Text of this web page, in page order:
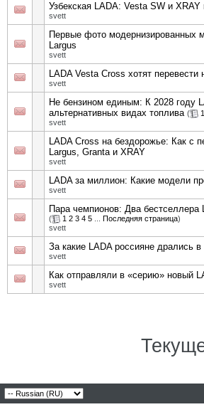
Узбекская LADA: Vesta SW и
svett
Первые фото модернизированных
Largus
svett
LADA Vesta Cross хотят перевести
svett
Не бензином единым: К 2028 году
альтернативных видах топлива ( 1
svett
LADA Cross на бездорожье: Как с
Largus, Granta и XRAY
svett
LADA за миллион: Какие модели
svett
Пара чемпионов: Два бестселлера
( 1 2 3 4 5 Последняя страница)
svett
За какие LADA россияне дрались в
svett
Как отправляли в «серию» новый
svett